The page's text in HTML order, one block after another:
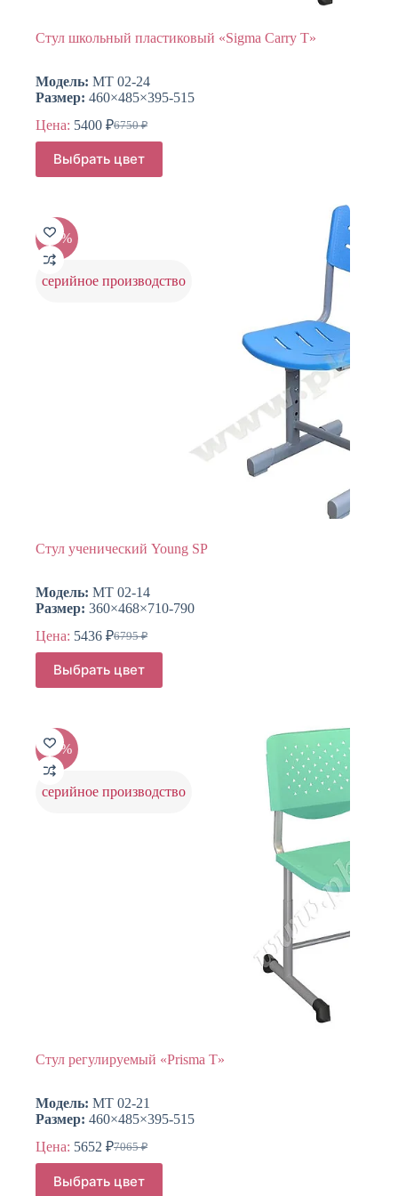
Стул школьный пластиковый «Sigma Сarry T»
Модель: МТ 02-24
Размер: 460×485×395-515
Цена:
6750₽
Первоначальная
цена
составляла
6750 ₽.
5400 ₽Текущая
цена:
5400 ₽.
Выбрать цвет
Этот
товар
имеет
Опции
можно
выбрать
на
странице
-20%
серийное производство
Стул ученический Young SP
Модель: МТ 02-14
Размер: 360×468×710-790
Цена:
6795₽
Первоначальная
цена
составляла
6795 ₽.
5436 ₽Текущая
цена:
5436 ₽.
Выбрать цвет
Этот
товар
имеет
Опции
можно
выбрать
на
странице
-20%
серийное производство
Стул регулируемый «Prisma T»
Модель: МТ 02-21
Размер: 460×485×395-515
Цена:
7065₽
Первоначальная
составляла
5652 ₽Текущая
5652 ₽.
Выбрать цвет
Этот
товар